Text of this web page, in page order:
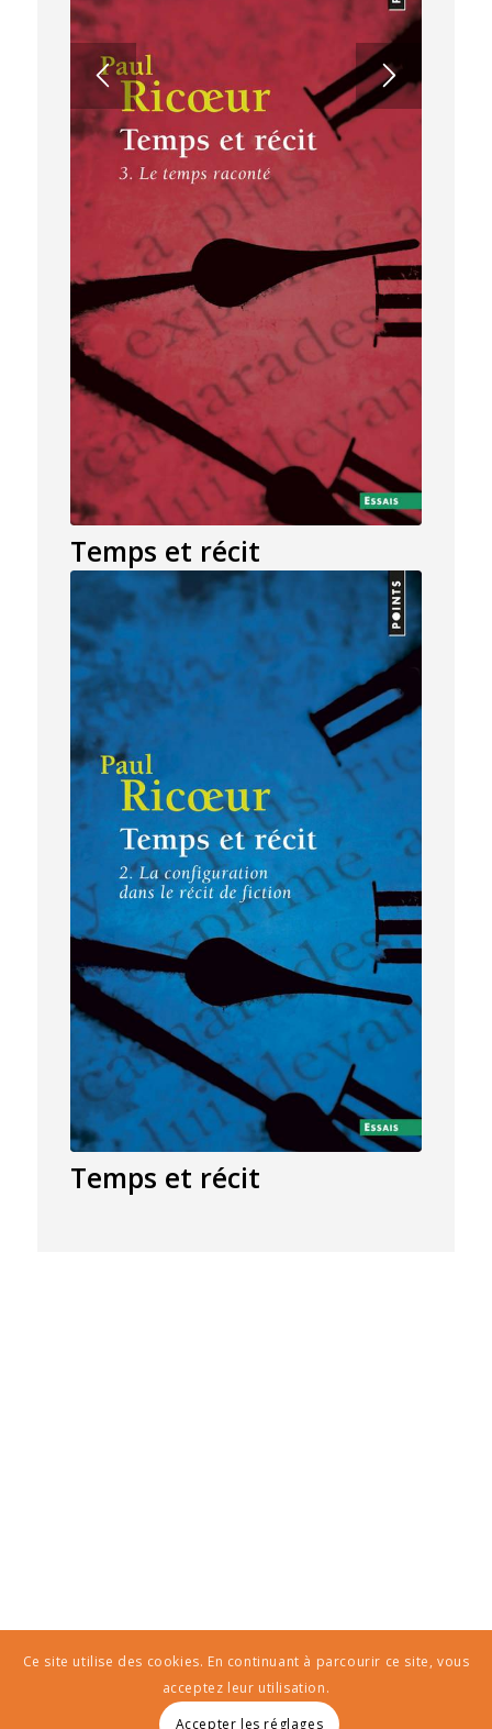
Temps et récit
Temps et récit
Ce site utilise des cookies. En continuant à parcourir ce site, vous
acceptez leur utilisation.
Accepter les réglages